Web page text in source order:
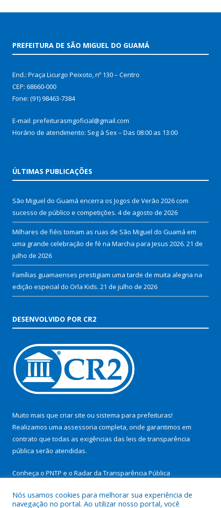
PREFEITURA DE SÃO MIGUEL DO GUAMÁ
End.: Praça Licurgo Peixoto, nº 130 – Centro
CEP: 68660-000
Fone: (91) 98463-7384
E-mail: prefeiturasmgoficial@gmail.com
Horário de atendimento: Seg à Sex – Das 08:00 as 13:00
ÚLTIMAS PUBLICAÇÕES
São Miguel do Guamá encerra os Jogos de Verão 2026 com
sucesso de público e competições. 4 de agosto de 2026
Milhares de fiéis tomam as ruas de São Miguel do Guamá em
uma grande celebração de fé na Marcha para Jesus 2026. 21 de
julho de 2026
Famílias guamaenses prestigiam uma tarde de muita alegria na
edição especial do Orla Kids. 21 de julho de 2026
DESENVOLVIDO POR CR2
Muito mais que criar site ou sistema para prefeituras!
Realizamos uma assessoria completa, onde garantimos em
contrato que todas as exigências das leis de transparência
pública serão atendidas.
Conheça o PNTP e o Radar da Transparência Pública
Nós usamos cookies para melhorar sua experiência de
navegação no portal. Ao utilizar nosso portal, você